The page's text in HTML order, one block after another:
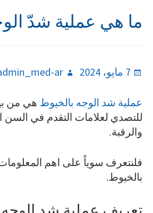
ما هي عملية شدّ
Posted
7 مايو، 2024 Author
ar
عملية شد الوجه بالخيوط هي من
للتصدي لعلامات التقدم في السن
والرقبة.
فلنتعرف سوياً على اهم
بالخيوط.